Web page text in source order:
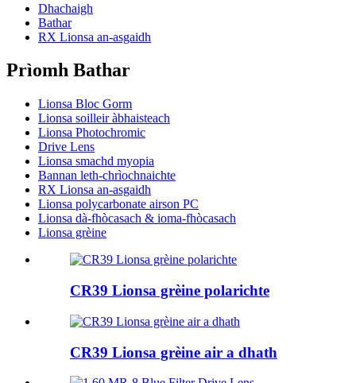
Dhachaigh
Bathar
RX Lionsa an-asgaidh
Prìomh Bathar
Lionsa Bloc Gorm
Lionsa soilleir àbhaisteach
Lionsa Photochromic
Drive Lens
Lionsa smachd myopia
Bannan leth-chrìochnaichte
RX Lionsa an-asgaidh
Lionsa polycarbonate airson PC
Lionsa dà-fhòcasach & ioma-fhòcasach
Lionsa grèine
CR39 Lionsa grèine polarichte
CR39 Lionsa grèine air a dhath